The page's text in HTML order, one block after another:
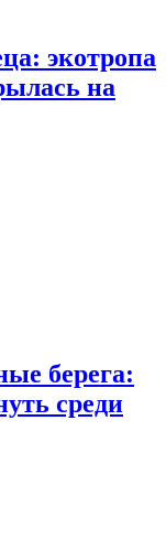
экотропа
на
берега:
среди